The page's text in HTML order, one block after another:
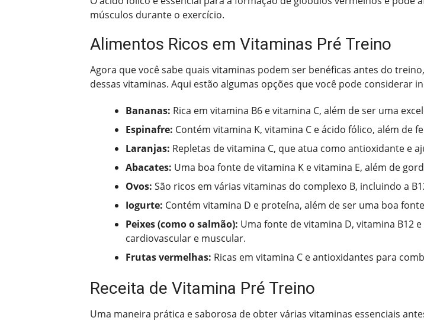
músculos durante o exercício.
Alimentos Ricos em Vitaminas Pré Treino
Agora que você sabe quais vitaminas podem ser benéficas antes do
dessas vitaminas. Aqui estão algumas opções que você pode considerar
Bananas: Rica em vitamina B6 e vitamina C, além de ser uma
Espinafre: Contém vitamina K, vitamina C e ácido fólico, além de
Laranjas: Repletas de vitamina C, que atua como antioxidante e
Abacates: Uma boa fonte de vitamina K e vitamina E, além de
Ovos: São ricos em várias vitaminas do complexo B, incluindo a
Iogurte: Contém vitamina D e proteína, além de ser uma boa
Peixes (como o salmão): Uma fonte de vitamina D, vitamina B12
cardiovascular e muscular.
Frutas vermelhas: Ricas em vitamina C e antioxidantes para
Receita de Vitamina Pré Treino
Uma maneira prática e saborosa de obter várias vitaminas essenciais